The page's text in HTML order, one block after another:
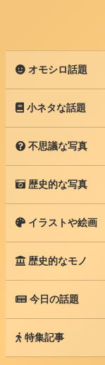
オモシロ話題
小ネタな話題
不思議な写真
歴史的な写真
イラストや絵画
歴史的なモノ
今日の話題
特集記事